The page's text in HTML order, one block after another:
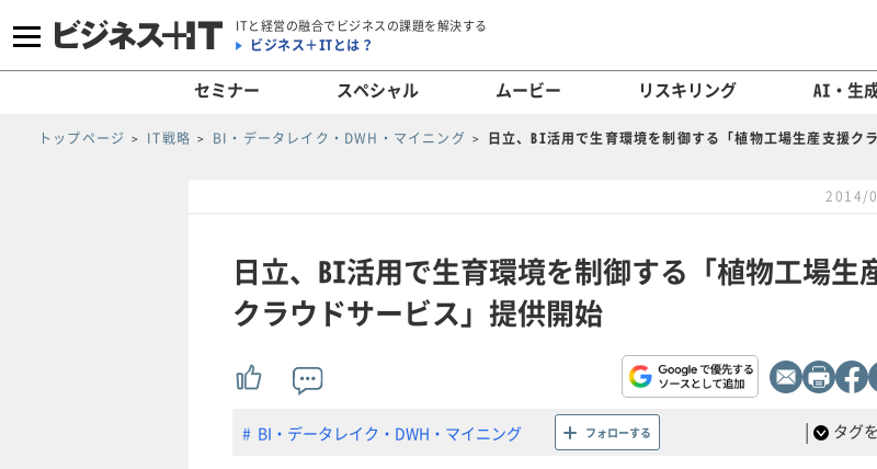
ITと経営の融合でビジネスの課題を解決する
ビジネス＋ITとは？
セミナー スペシャル ムービー リスキリング AI・生
トップページ IT戦略 BI・データレイク・DWH・マイニング 日立、BI活用で生育環境を制御する「植物工場生産支援ク
2014/
日立、BI活用で生育環境を制御する「植物工場生
クラウドサービス」提供開始
BI・データレイク・DWH・マイニング フォローする | タグ